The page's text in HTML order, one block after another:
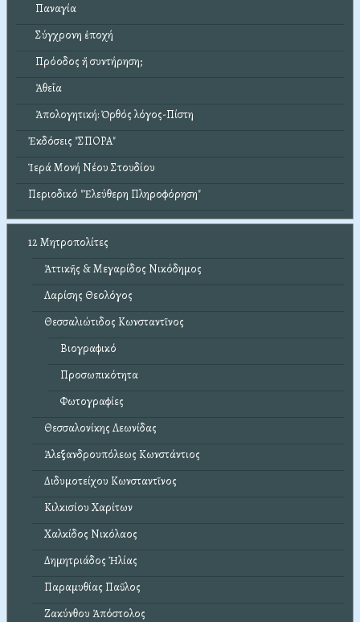
Παναγία
Σύγχρονη ἐποχή
Πρόοδος ἤ συντήρηση;
Ἀθεΐα
Ἀπολογητική: Ὀρθός λόγος-Πίστη
Ἐκδόσεις "ΣΠΟΡΑ"
Ἱερά Μονή Νέου Στουδίου
Περιοδικό "Ἐλεύθερη Πληροφόρηση"
12 Μητροπολίτες
Ἀττικῆς & Μεγαρίδος Νικόδημος
Λαρίσης Θεολόγος
Θεσσαλιώτιδος Κωνσταντῖνος
Βιογραφικό
Προσωπικότητα
Φωτογραφίες
Θεσσαλονίκης Λεωνίδας
Ἀλεξανδρουπόλεως Κωνστάντιος
Διδυμοτείχου Κωνσταντῖνος
Κιλκισίου Χαρίτων
Χαλκίδος Νικόλαος
Δημητριάδος Ἠλίας
Παραμυθίας Παῦλος
Ζακύνθου Ἀπόστολος